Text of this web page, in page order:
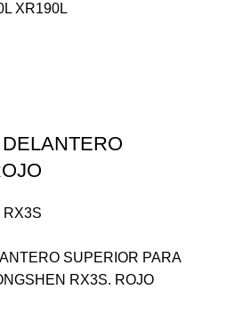
XR190L
RX3S
SUPERIOR PARA
RX3S. ROJO